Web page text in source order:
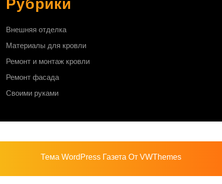
Рубрики
Внешняя отделка
Материалы для кровли
Ремонт и монтаж кровли
Ремонт фасада
Своими руками
Тема WordPress Газета От VWThemes
вверх